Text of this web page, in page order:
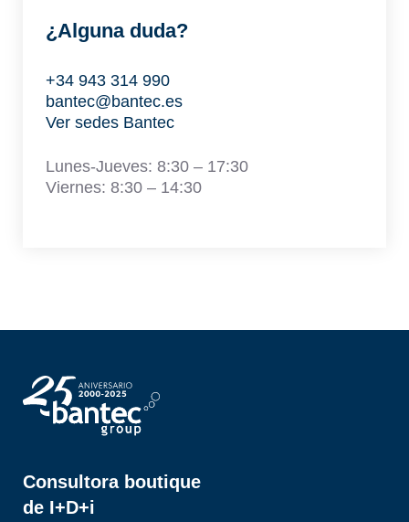
¿Alguna duda?
+34 943 314 990
bantec@bantec.es
Ver sedes Bantec
Lunes-Jueves: 8:30 – 17:30
Viernes: 8:30 – 14:30
Consultora boutique
de I+D+i